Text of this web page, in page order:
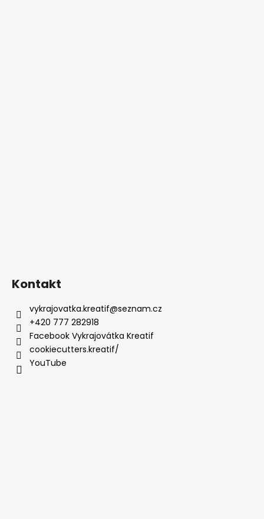
Kontakt
vykrajovatka.kreatif@seznam.cz
+420 777 282918
Facebook Vykrajovátka Kreatif
cookiecutters.kreatif/
YouTube